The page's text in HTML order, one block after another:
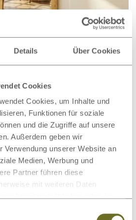
Details Über Cookies
Cookies
Cookies, um Inhalte und
Funktionen für soziale
und die Zugriffe auf unsere
Außerdem geben wir
Verwendung unserer Website an
Medien, Werbung und
Partner führen diese
mit weiteren Daten
aus Eiche ab€ 259,00